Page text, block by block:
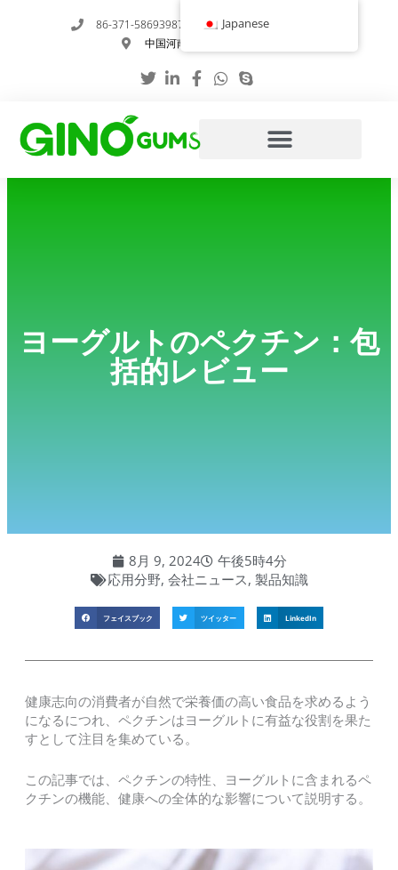
86-371-58693987
info@gumstabilizer.com
中国河南省鄭州市玉英路6号
ヨーグルトのペクチン：包
括的レビュー
8月 9, 2024
午後5時4分
応用分野, 会社ニュース, 製品知識
フェイスブック ツイッター LinkedIn
健康志向の消費者が自然で栄養価の高い食品を求めるよう
になるにつれ、ペクチンはヨーグルトに有益な役割を果た
すとして注目を集めている。
この記事では、ペクチンの特性、ヨーグルトに含まれるペ
クチンの機能、健康への全体的な影響について説明する。
Japanese